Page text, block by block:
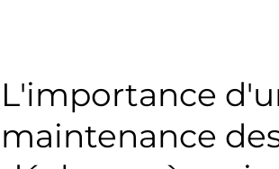
L'importance
maintenance